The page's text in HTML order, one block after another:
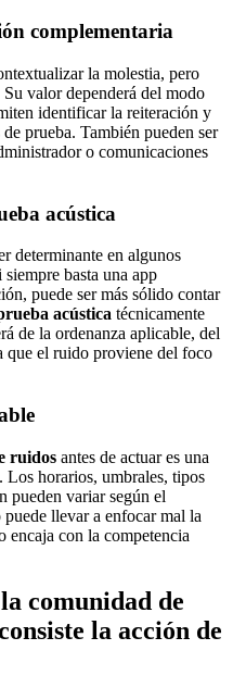
complementaria
la molestia, pero
valor dependerá del modo
identificar la reiteración y
prueba. También pueden ser
o comunicaciones
acústica
determinante en algunos
basta una app
puede ser más sólido contar
acústica técnicamente
de la ordenanza aplicable, del
que el ruido proviene del foco
ruidos antes de actuar es una
horarios, umbrales, tipos
pueden variar según el
llevar a enfocar mal la
encaja con la competencia
comunidad de
la acción de